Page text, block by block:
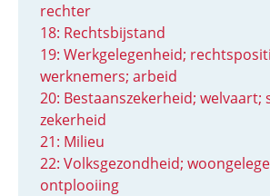
rechter
18: Rechtsbijstand
19: Werkgelegenheid;
werknemers; arbeid
20: Bestaanszeker­heid; welvaart;
zekerheid
21: Milieu
22: Volksgezond­heid;
ontplooiing